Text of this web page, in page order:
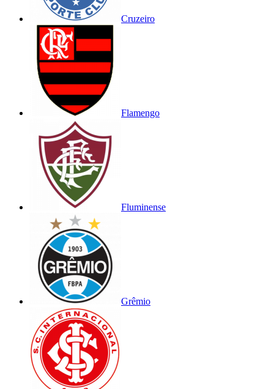
Cruzeiro
Flamengo
Fluminense
Grêmio